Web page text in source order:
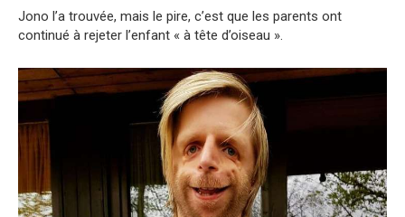
Jono l’a trouvée, mais le pire, c’est que les parents ont
continué à rejeter l’enfant « à tête d’oiseau ».